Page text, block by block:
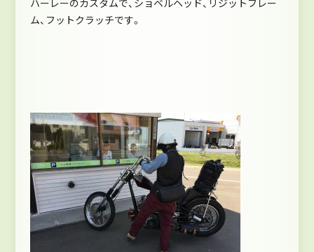
ハーレーのカスタムで、ショベルヘッド、リジットフレー
ム、フットクラッチです。